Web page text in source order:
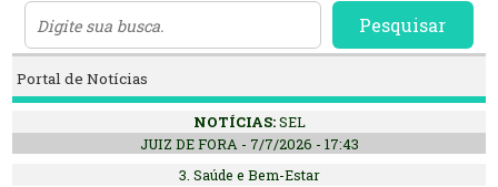
Pesquisar
Portal de Notícias
NOTÍCIAS:SEL
JUIZ DE FORA - 7/7/2026 - 17:43
3. Saúde e Bem-Estar